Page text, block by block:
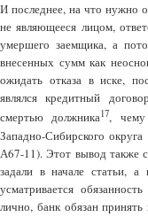
И последнее, на что нужно
не являющееся лицом,
умершего заемщика, а
внесенных сумм как
ожидать отказа в иске,
являлся кредитный
смертью должника17, чему
Западно-Сибирского
А67-11). Этот вывод также
задали в начале статьи, а
усматривается
лично, банк обязан